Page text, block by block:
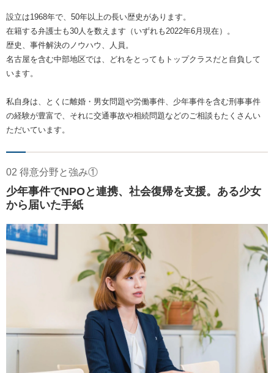
設立は1968年で、50年以上の長い歴史があります。
在籍する弁護士も30人を数えます（いずれも2022年6月現在）。
歴史、事件解決のノウハウ、人員。
名古屋を含む中部地区では、どれをとってもトップクラスだと自負して
います。
私自身は、とくに離婚・男女問題や労働事件、少年事件を含む刑事事件
の経験が豊富で、それに交通事故や相続問題などのご相談もたくさんい
ただいています。
02 得意分野と強み①
少年事件でNPOと連携、社会復帰を支援。ある少女
から届いた手紙